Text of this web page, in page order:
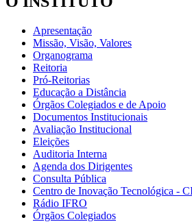
Apresentação
Missão, Visão, Valores
Organograma
Reitoria
Pró-Reitorias
Educação a Distância
Órgãos Colegiados e de Apoio
Documentos Institucionais
Avaliação Institucional
Eleições
Auditoria Interna
Agenda dos Dirigentes
Consulta Pública
Centro de Inovação Tecnológica -
Rádio IFRO
Órgãos Colegiados